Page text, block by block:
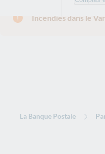
Incendies dans le
La Banque Postale